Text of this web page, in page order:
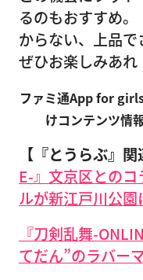
るのもおすすめ
からない、上品
ぜひお楽しみあれ
ファミ通App for
けコンテンツ情
【『とうらぶ』関
E-』文京区との
ルが新江戸川公園
『刀剣乱舞-
てだん”のラバー